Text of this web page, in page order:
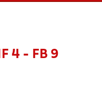
4 - FB 9